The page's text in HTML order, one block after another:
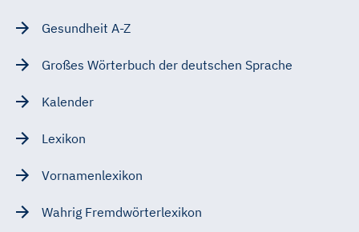
Gesundheit A-Z
Großes Wörterbuch der deutschen Sprache
Kalender
Lexikon
Vornamenlexikon
Wahrig Fremdwörterlexikon